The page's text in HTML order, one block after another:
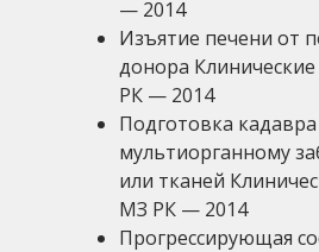
— 2014
Изъятие печени от
донора
РК — 2014
Подготовка
мультиорганному
или тканей
МЗ РК — 2014
Прогрессирующая